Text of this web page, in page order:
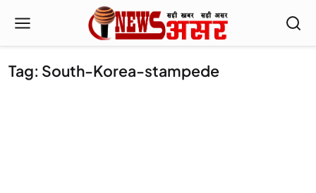
Tag: South-Korea-stampede